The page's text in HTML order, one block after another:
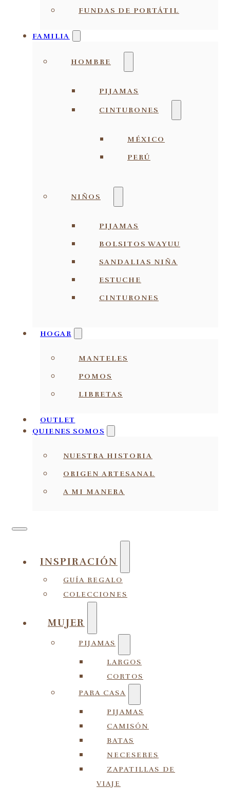
FUNDAS DE PORTÁTIL
FAMILIA
HOMBRE
PIJAMAS
CINTURONES
MÉXICO
PERÚ
NIÑOS
PIJAMAS
BOLSITOS WAYUU
SANDALIAS NIÑA
ESTUCHE
CINTURONES
HOGAR
MANTELES
POMOS
LIBRETAS
OUTLET
QUIENES SOMOS
NUESTRA HISTORIA
ORIGEN ARTESANAL
A MI MANERA
INSPIRACIÓN
GUÍA REGALO
COLECCIONES
MUJER
PIJAMAS
LARGOS
CORTOS
PARA CASA
PIJAMAS
CAMISÓN
BATAS
NECESERES
ZAPATILLAS DE
VIAJE